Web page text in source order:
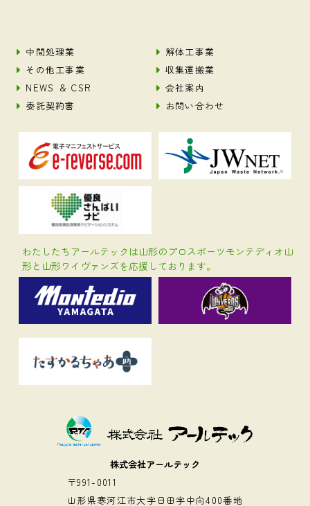
株式会社アールテック
〒991-0011
山形県寒河江市大字日田字中向400番地
中間処理業
解体工事業
その他工事業
収集運搬業
NEWS ＆ CSR
会社案内
委託契約書
お問い合わせ
わたしたちアールテックは山形のプロスポーツモンテディオ山
形と山形ワイヴァンズを応援しております。